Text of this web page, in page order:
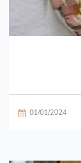
01/01/2024